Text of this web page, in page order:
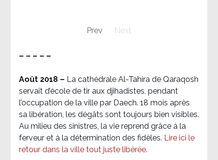
Prev Next
– – – – –
Août 2018 – La cathédrale Al-Tahira de Qaraqosh
servait d’école de tir aux djihadistes, pendant
l’occupation de la ville par Daech. 18 mois après
sa libération, les dégâts sont toujours bien visibles.
Au milieu des sinistres, la vie reprend grâce à la
ferveur et à la détermination des fidèles. Lire ici le
retour dans la ville tout juste libérée.